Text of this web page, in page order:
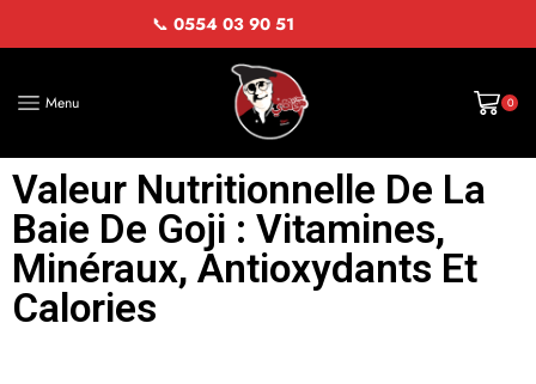
📞 0554 03 90 51
Menu 0
Valeur Nutritionnelle De La
Baie De Goji : Vitamines,
Minéraux, Antioxydants Et
Calories